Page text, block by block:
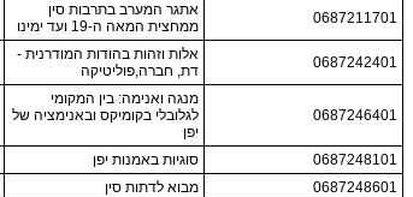
0687211701
אתגר המערב בתרבות סין
ממחצית המאה ה-19 ועד ימינו
0687242401
אלות וזהות בהודות המודרנית -
דת, חברה,פוליטיקה
0687246401
מנגה ואנימה: בין המקומי
לגלובלי בקומיקס ובאנימציה של
יפן
0687248101 סוגיות באמנות יפן
0687248601
מבוא לדתות סין